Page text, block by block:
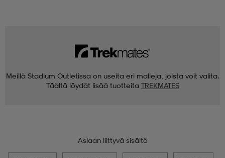
Meillä Stadium Outletissa on useita eri malleja, joista voit valita.
Täältä löydät lisää tuotteita TREKMATES
Asiaan liittyvä sisältö